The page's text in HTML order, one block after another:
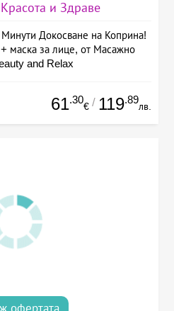
Красота и Здраве
Докосване на Коприна!
маска за лице, от Масажно
and Relax
61.30
€ / 119.89
лв.
офертата